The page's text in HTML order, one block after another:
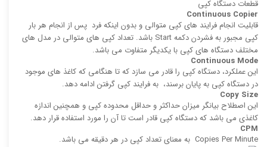
Continuous Copier
قابلیت انجام فرایند های كپی‌ متوالی و بدون اینكه فرد پس از انجام هر بار
كپی مجبور به فشردن دكمه Start باشد. تعداد كپی‌ های متوالی در مدل های
مختلف دستگاه های کپی با یکدیگر متفاوت می باشد.
Continuous Mode
این عملکرد، دستگاه کپی را قادر می ‌سازد که تا هنگامی كه كاغذ های موجود
در دستگاه کپی به پایان برسند، به فرایند كپی گرفتن ادامه دهد.
Copy Size
این اصطلاح بیانگر میزان حداكثر و حداقل محدوده كپی و همچنین اندازه
كاغذی می باشد كه دستگاه كپی قادر است تا آن را مورد استفاده قرار دهد.
CPM
‍Copies Per Minute به معنای تعداد كپی در هر دقیقه می باشد.